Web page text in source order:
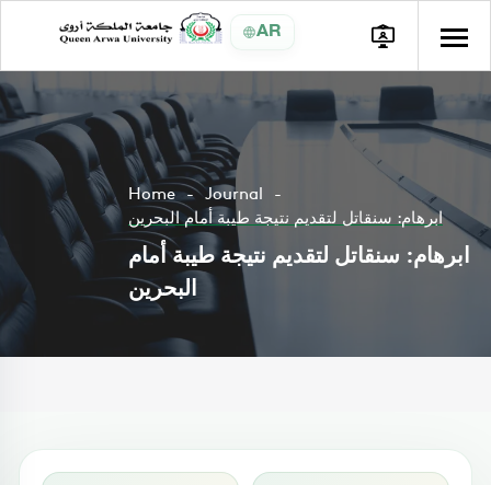
AR
Home
Journal
ابرهام: سنقاتل لتقديم نتيجة طيبة أمام البحرين
ابرهام: سنقاتل لتقديم نتيجة طيبة أمام
البحرين